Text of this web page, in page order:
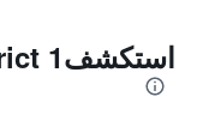
استكشفDistrict 1, هوتشي مين سيتي